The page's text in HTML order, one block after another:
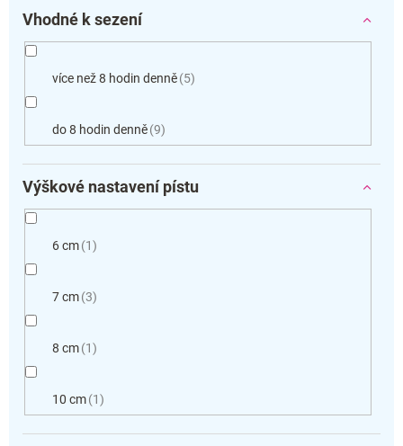
Vhodné k sezení
více než 8 hodin denně 5
do 8 hodin denně 9
Výškové nastavení pístu
6 cm 1
7 cm 3
8 cm 1
10 cm 1